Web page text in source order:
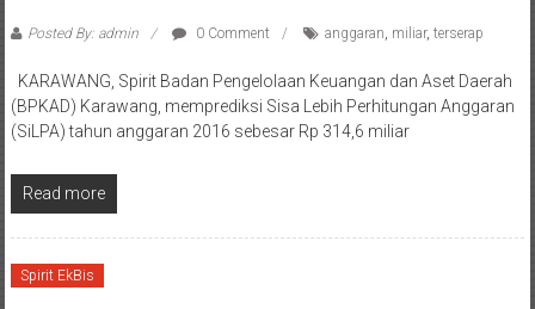
Posted By: admin 0 Comment anggaran miliar, terserap
KARAWANG, Spirit Badan Pengelolaan Keuangan dan Aset Daerah
(BPKAD) Karawang, memprediksi Sisa Lebih Perhitungan Anggaran
(SiLPA) tahun anggaran 2016 sebesar Rp 314,6 miliar
Read more
Spirit EkBis